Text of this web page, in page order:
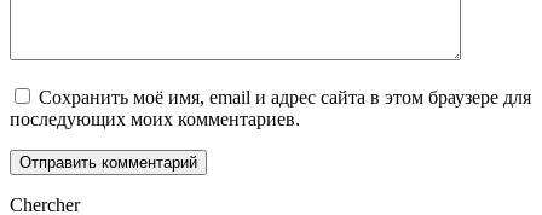
Сохранить моё имя, email и адрес сайта в этом браузере для
последующих моих комментариев.
Chercher